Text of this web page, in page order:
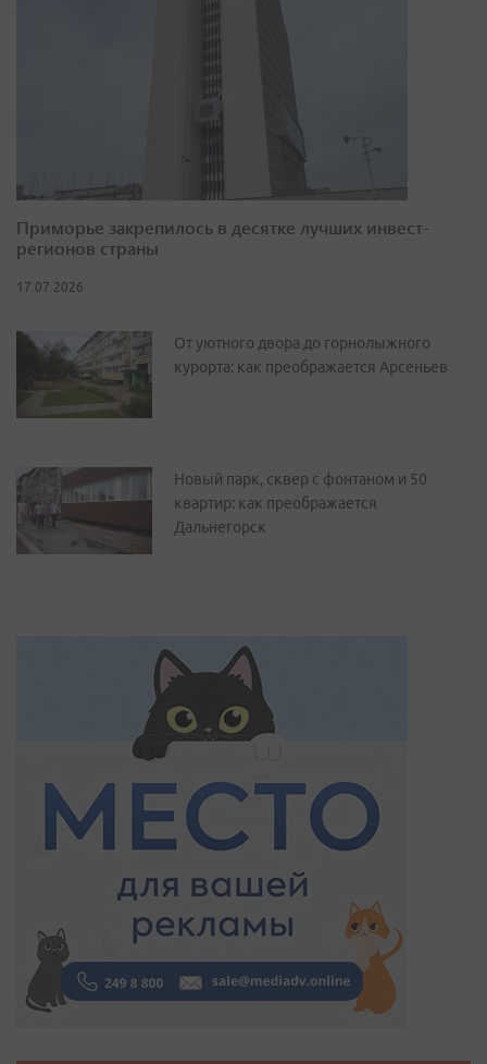
Приморье закрепилось в десятке лучших инвест-
регионов страны
17.07.2026
От уютного двора до горнолыжного
курорта: как преображается Арсеньев
Новый парк, сквер с фонтаном и 50
квартир: как преображается
Дальнегорск